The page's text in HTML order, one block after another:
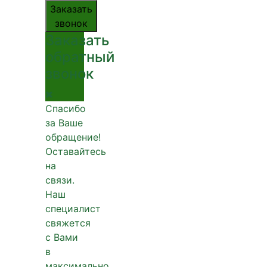
Заказать
звонок
Заказать
обратный
звонок
Спасибо
за Ваше
обращение!
Оставайтесь
на
связи.
Наш
специалист
свяжется
с Вами
в